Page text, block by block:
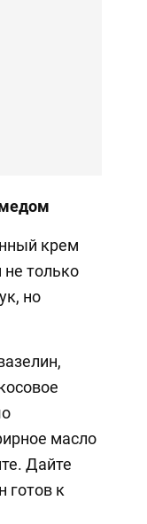
крем
только
но
масло
Дайте
готов к